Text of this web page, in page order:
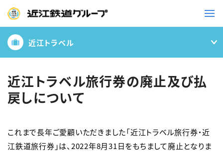
鉄道
バス
事業一覧
観光・イベント情報
近江トラベル
近江トラベル旅行券の廃止及び払
戻しについて
これまで長年ご愛顧いただきました「近江トラベル旅行券・近
江鉄道旅行券」は、2022年8月31日をもちまして廃止となりま